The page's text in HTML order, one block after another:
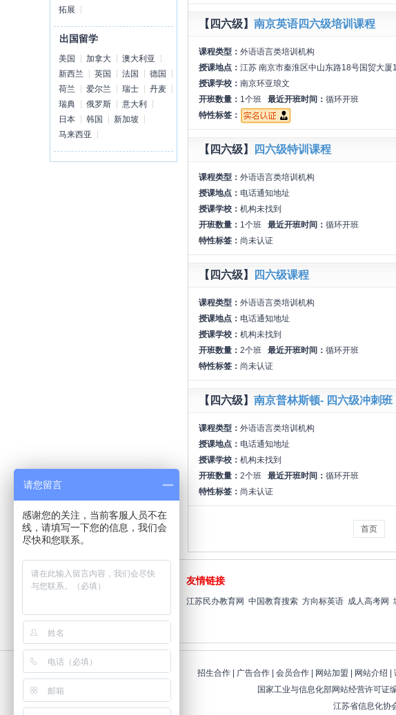
拓展
出国留学
美国 加拿大
澳大利亚
新西兰
英国 法国
德国
荷兰
爱尔兰 瑞士
丹麦
瑞典
俄罗斯
意大利
日本
韩国
新加坡
马来西亚
【四六级】 南京英语四六级培训课程
课程类型： 外语语言类培训机构
授课地点： 江苏 南京市秦淮区中山东路18号国贸大厦
授课学校： 南京环亚琅文
开班数量： 1个班 最近开班时间： 循环开班
特性标签：
【四六级】 四六级特训课程
课程类型： 外语语言类培训机构
授课地点： 电话通知地址
授课学校： 机构未找到
开班数量： 1个班 最近开班时间： 循环开班
特性标签： 尚未认证
【四六级】 四六级课程
课程类型： 外语语言类培训机构
授课地点： 电话通知地址
授课学校： 机构未找到
开班数量： 2个班 最近开班时间： 循环开班
特性标签： 尚未认证
【四六级】 南京普林斯顿- 四六级冲刺班
课程类型： 外语语言类培训机构
授课地点： 电话通知地址
授课学校： 机构未找到
开班数量： 2个班 最近开班时间： 循环开班
特性标签： 尚未认证
首页
全国统一报名专线 友情链接
江苏民办教育网 中国教育搜索 方向标英语 成人高考网
招生合作| 广告合作| 会员合作| 网站加盟 | 网站介绍 |
国家工业与信息化部网站经营许可证
江苏省信息化协
请您留言
感谢您的关注，当前客服人员不在
线，请填写一下您的信息，我们会
尽快和您联系。